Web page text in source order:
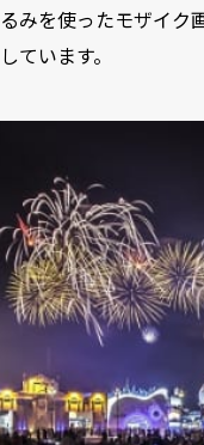
るみを使ったモザイク
しています。